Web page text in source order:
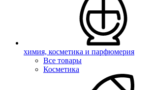
химия, косметика и парфюмерия
Все товары
Косметика